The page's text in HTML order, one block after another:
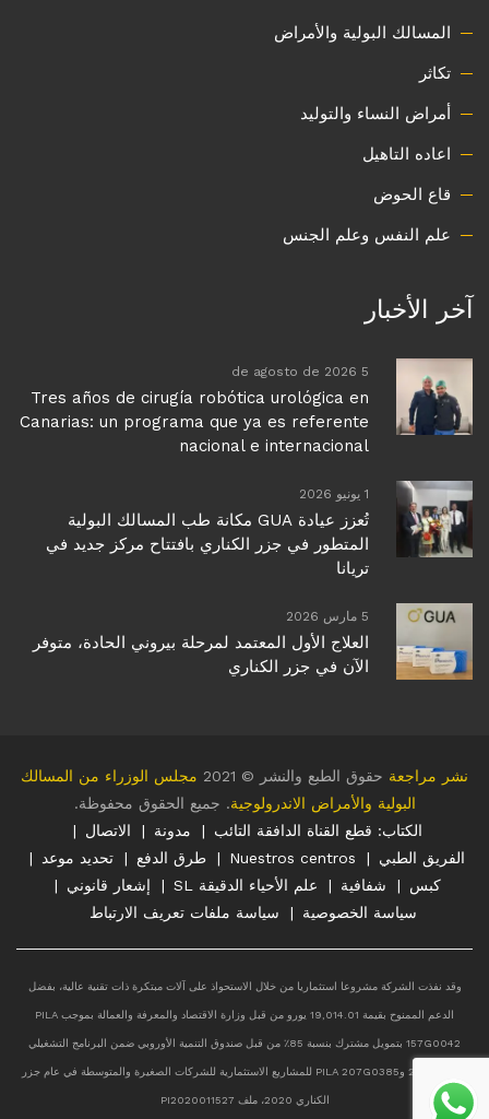
المسالك البولية والأمراض
تكاثر
أمراض النساء والتوليد
اعاده التاهيل
قاع الحوض
علم النفس وعلم الجنس
آخر الأخبار
5 de agosto de 2026
Tres años de cirugía robótica urológica en
Canarias: un programa que ya es referente
nacional e internacional
1 يونيو 2026
تُعزز عيادة GUA مكانة طب المسالك البولية
المتطور في جزر الكناري بافتتاح مركز جديد في
تريانا
5 مارس 2026
العلاج الأول المعتمد لمرحلة بيروني الحادة، متوفر
الآن في جزر الكناري
نشر مراجعة حقوق الطبع والنشر © 2021
مجلس الوزراء من المسالك
البولية والأمراض الاندرولوجية. جميع الحقوق محفوظة.
الكتاب: قطع القناة الدافقة التائب
مدونة
الاتصال
الفريق الطبي
Nuestros centros طرق الدفع
تحديد موعد
كبس
شفافية علم الأحياء الدقيقة SL
إشعار قانوني
سياسة الخصوصية
سياسة ملفات تعريف الارتباط
وقد نفذت الشركة مشروعا استثماريا من خلال الاستحواذ على آلات مبتكرة ذات تقنية عالية، بفضل
الدعم الممنوح بقيمة 19,014.01 يورو من قبل وزارة الاقتصاد والمعرفة والعمالة بموجب PILA
157G0042 بتمويل مشترك بنسبة 85٪ من قبل صندوق التنمية الأوروبي ضمن البرنامج التشغيلي
2014-2020 وPILA 207G0385 للمشاريع الاستثمارية للشركات الصغيرة والمتوسطة في عام جزر
الكناري 2020، ملف PI2020011527